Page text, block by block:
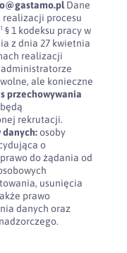
Dane
realizacji procesu
1 kodeksu pracy w
z dnia 27 kwietnia
realizacji
ale konieczne
przechowywania
rekrutacji.
osoby
o
do żądania od
usunięcia
prawo
danych oraz